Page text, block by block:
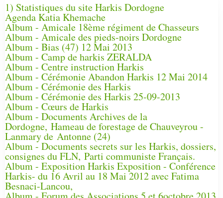
1) Statistiques du site Harkis Dordogne
Agenda Katia Khemache
Album - Amicale 18ème régiment de Chasseurs
Album - Amicale des pieds-noirs Dordogne
Album - Bias (47) 12 Mai 2013
Album - Camp de harkis ZERALDA
Album - Centre instruction Harkis
Album - Cérémonie Abandon Harkis 12 Mai 2014
Album - Cérémonie des Harkis
Album - Cérémonie des Harkis 25-09-2013
Album - Cœurs de Harkis
Album - Documents Archives de la
Dordogne, Hameau de forestage de Chauveyrou -
Lanmary de Antonne (24)
Album - Documents secrets sur les Harkis, dossiers,
consignes du FLN, Parti communiste Français.
Album - Exposition Harkis Exposition - Conférence
Harkis- du 16 Avril au 18 Mai 2012 avec Fatima
Besnaci-Lancou,